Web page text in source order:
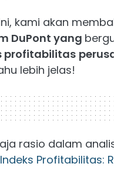
kami akan
DuPont yang
profitabilitas
lebih jelas!
rasio dalam
Indeks Profitabilitas: